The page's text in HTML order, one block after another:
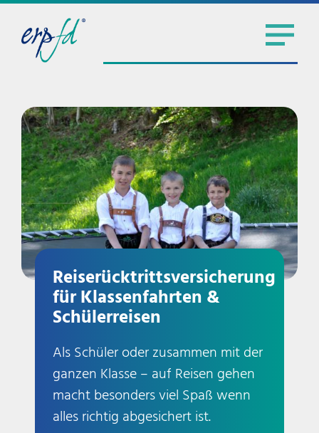
Reiserücktrittsversicherung
für Klassenfahrten &
Schülerreisen
Als Schüler oder zusammen mit der
ganzen Klasse – auf Reisen gehen
macht besonders viel Spaß wenn
alles richtig abgesichert ist.